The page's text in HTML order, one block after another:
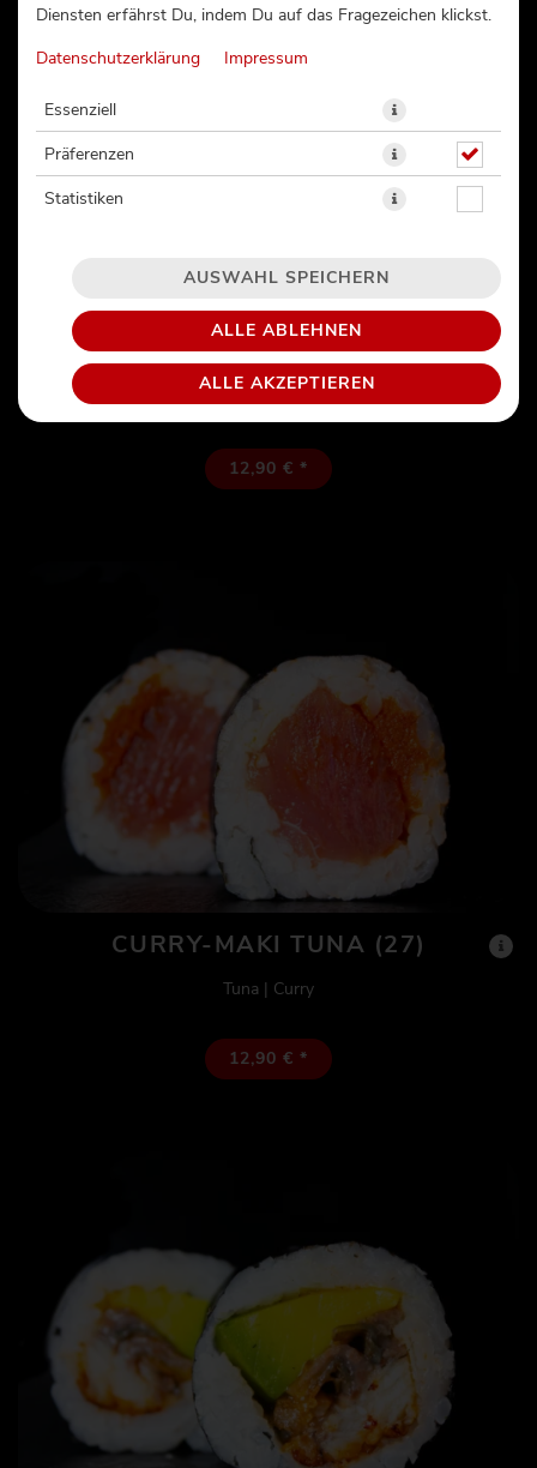
Diensten erfährst Du, indem Du auf das Fragezeichen klickst.
Datenschutzerklärung Impressum
Essenziell
Präferenzen
Statistiken
AUSWAHL SPEICHERN
ALLE ABLEHNEN
ALLE AKZEPTIEREN
SPICY MAKI TUNA (26)
12,90 € *
CURRY-MAKI TUNA (27)
Tuna | Curry
12,90 € *